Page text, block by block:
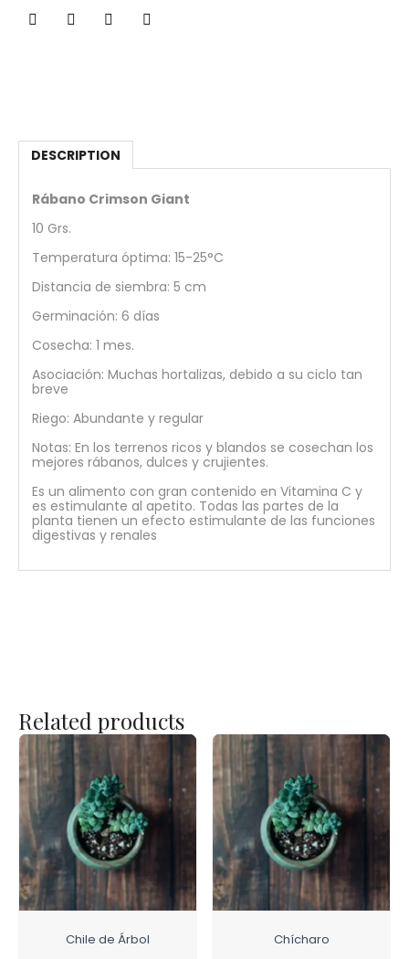
DESCRIPTION
Rábano Crimson Giant
10 Grs.
Temperatura óptima: 15-25°C
Distancia de siembra: 5 cm
Germinación: 6 días
Cosecha: 1 mes.
Asociación: Muchas hortalizas, debido a su ciclo tan
breve
Riego: Abundante y regular
Notas: En los terrenos ricos y blandos se cosechan los
mejores rábanos, dulces y crujientes.
Es un alimento con gran contenido en Vitamina C y
es estimulante al apetito. Todas las partes de la
planta tienen un efecto estimulante de las funciones
digestivas y renales
Related products
Chile de Árbol Chícharo